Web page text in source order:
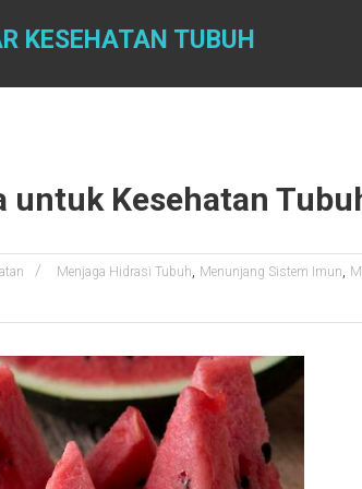
KESEHATAN TUBUH
untuk Kesehatan
Menjaga Hidrasi Tubuh, Menunjang Sistem Imun,